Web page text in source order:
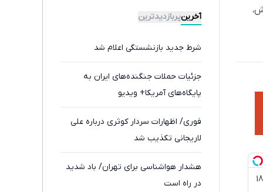
خانگی 180
رایگان+پرداخت
اقساطی😍
آخرینپربازدیدترین
شرط جدید بازنشستگی اعلام شد
جزئیات حملات جنگنده‌های ایران به
پایگاه‌های آمریکا+ ویدیو
فوری/ اظهارات سردار کوثری درباره علی
لاریجانی تکذیب شد
هشدار هواشناسی برای تهران/ باد شدید
در راه است